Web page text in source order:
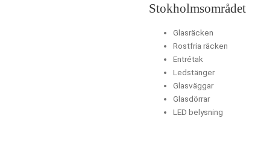
Stokholmsområdet
Glasräcken
Rostfria räcken
Entrétak
Ledstänger
Glasväggar
Glasdörrar
LED belysning